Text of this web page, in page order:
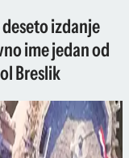
izdanje
ime jedan od
Breslik